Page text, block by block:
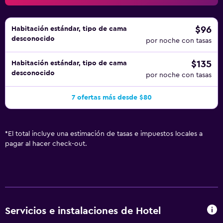
Habitación estándar, tipo de cama
desconocido
$96
por noche con tasas
Habitación estándar, tipo de cama
desconocido
$135
por noche con tasas
7 ofertas más desde $80
* El total incluye una estimación de tasas e impuestos locales a
pagar al hacer check-out.
Servicios e instalaciones de Hotel